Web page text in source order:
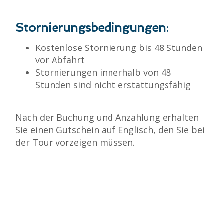
Stornierungsbedingungen:
Kostenlose Stornierung bis 48 Stunden
vor Abfahrt
Stornierungen innerhalb von 48
Stunden sind nicht erstattungsfähig
Nach der Buchung und Anzahlung erhalten
Sie einen Gutschein auf Englisch, den Sie bei
der Tour vorzeigen müssen.